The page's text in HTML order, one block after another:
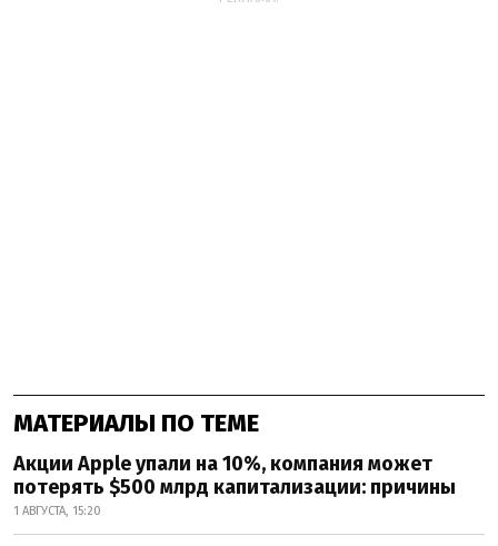
МАТЕРИАЛЫ ПО ТЕМЕ
Акции Apple упали на 10%, компания может
потерять $500 млрд капитализации: причины
1 АВГУСТА, 15:20